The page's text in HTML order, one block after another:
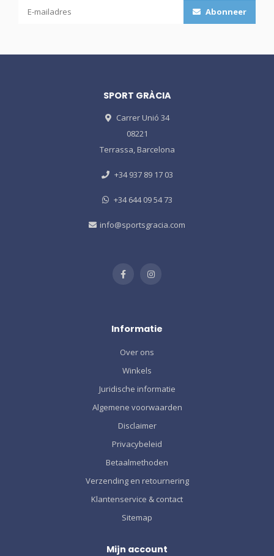
Abonneer
SPORT GRÀCIA
Carrer Unió 34
08221
Terrassa, Barcelona
+34 937 89 17 03
+34 644 09 54 73
info@sportsgracia.com
Informatie
Over ons
Winkels
Juridische informatie
Algemene voorwaarden
Disclaimer
Privacybeleid
Betaalmethoden
Verzending en retournering
Klantenservice & contact
Sitemap
Mijn account